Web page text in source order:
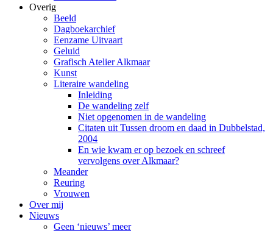
Overig
Beeld
Dagboekarchief
Eenzame Uitvaart
Geluid
Grafisch Atelier Alkmaar
Kunst
Literaire wandeling
Inleiding
De wandeling zelf
Niet opgenomen in de wandeling
Citaten uit Tussen droom en daad in Dubbelstad,
2004
En wie kwam er op bezoek en schreef
vervolgens over Alkmaar?
Meander
Reuring
Vrouwen
Over mij
Nieuws
Geen ‘nieuws’ meer